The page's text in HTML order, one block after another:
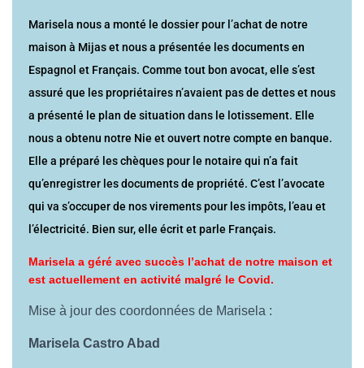
Marisela nous a monté le dossier pour l’achat de notre
maison à Mijas et nous a présentée les documents en
Espagnol et Français. Comme tout bon avocat, elle s’est
assuré que les propriétaires n’avaient pas de dettes et nous
a présenté le plan de situation dans le lotissement. Elle
nous a obtenu notre Nie et ouvert notre compte en banque.
Elle a préparé les chèques pour le notaire qui n’a fait
qu’enregistrer les documents de propriété. C’est l’avocate
qui va s’occuper de nos virements pour les impôts, l’eau et
l’électricité. Bien sur, elle écrit et parle Français.
Marisela a géré avec succès l’achat de notre maison et
est actuellement en activité malgré le Covid.
Mise à jour des coordonnées de Marisela :
Marisela Castro Abad